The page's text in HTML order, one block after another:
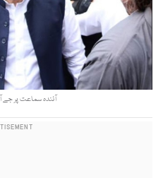
آئندہ سماعت پر جے